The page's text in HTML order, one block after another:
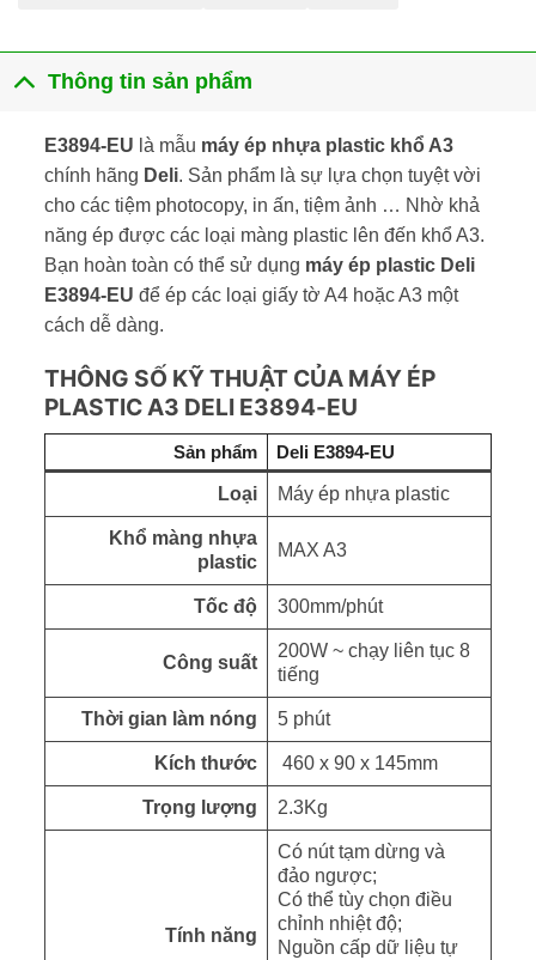
Thông tin sản phẩm
E3894-EU là mẫu máy ép nhựa plastic khổ A3
chính hãng Deli. Sản phẩm là sự lựa chọn tuyệt vời
cho các tiệm photocopy, in ấn, tiệm ảnh … Nhờ khả
năng ép được các loại màng plastic lên đến khổ A3.
Bạn hoàn toàn có thể sử dụng máy ép plastic Deli
E3894-EU để ép các loại giấy tờ A4 hoặc A3 một
cách dễ dàng.
THÔNG SỐ KỸ THUẬT CỦA MÁY ÉP
PLASTIC A3 DELI E3894-EU
Sản phẩm Deli E3894-EU
Loại Máy ép nhựa plastic
Khổ màng nhựa
plastic
MAX A3
Tốc độ 300mm/phút
Công suất
200W ~ chạy liên tục 8
tiếng
Thời gian làm nóng 5 phút
Kích thước 460 х 90 х 145mm
Trọng lượng 2.3Kg
Tính năng
Có nút tạm dừng và
đảo ngược;
Có thể tùy chọn điều
chỉnh nhiệt độ;
Nguồn cấp dữ liệu tự